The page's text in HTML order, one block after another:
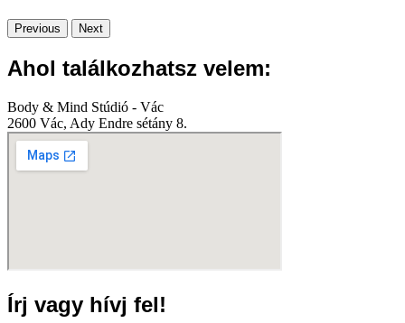
Previous Next
Ahol találkozhatsz velem:
Body & Mind Stúdió - Vác
2600 Vác, Ady Endre sétány 8.
Írj vagy hívj fel!